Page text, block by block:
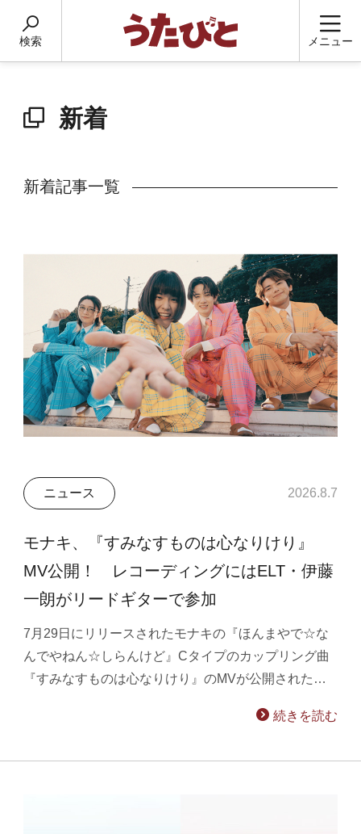
検索 メニュー
新着
新着記事一覧
ニュース 2026.8.7
モナキ、『すみなすものは心なりけり』
MV公開！ レコーディングにはELT・伊藤
一朗がリードギターで参加
7月29日にリリースされたモナキの『ほんまやで☆な
んでやねん☆しらんけど』Cタイプのカップリング曲
『すみなすものは心なりけり』のMVが公開された…
続きを読む